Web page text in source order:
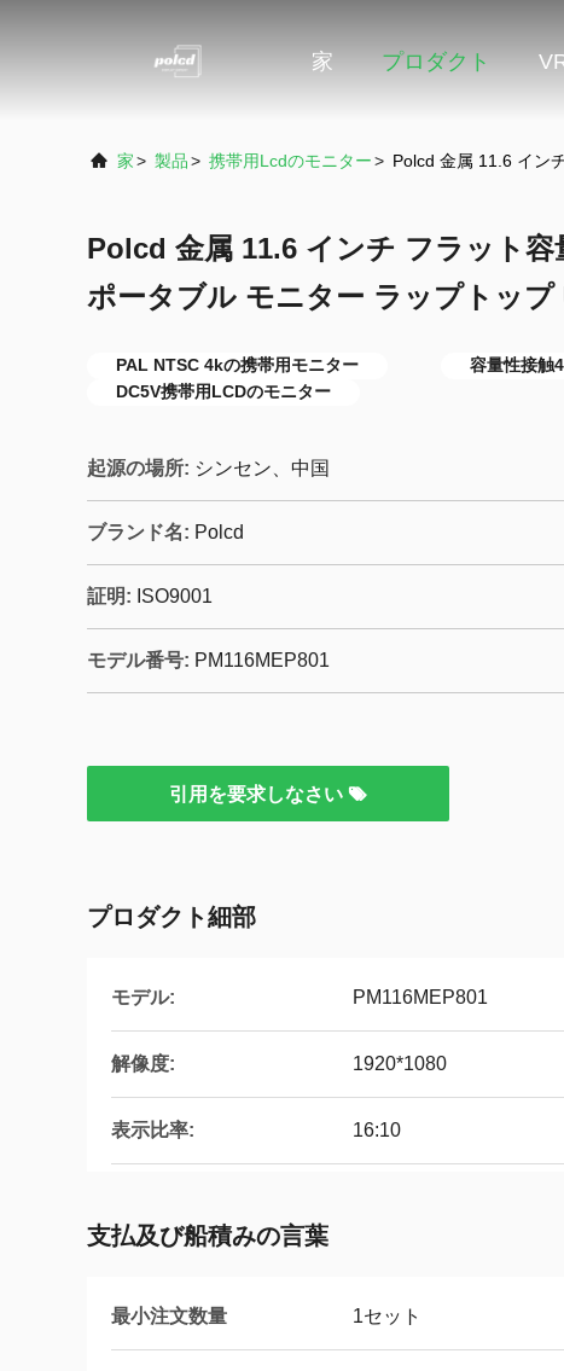
家 プロダクト
家> 製品> 携帯用lcdのモニター> Polcd 金属 11.6 イン
Polcd 金属 11.6 インチ フラット
ポータブル モニター ラップトップ
PAL NTSC 4kの携帯用モニター
容量性接触
DC5V携帯用LCDのモニター
起源の場所: シンセン、中国
ブランド名: Polcd
証明: ISO9001
モデル番号: PM116MEP801
引用を要求しなさい
プロダクト細部
モデル: PM116MEP801
解像度: 1920*1080
表示比率: 16:10
支払及び船積みの言葉
最小注文数量 1セット